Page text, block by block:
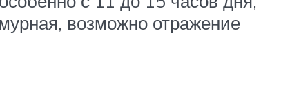
возможно отражение